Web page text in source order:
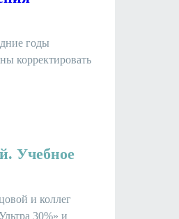
годы
корректировать
Учебное
и коллег
30%» и